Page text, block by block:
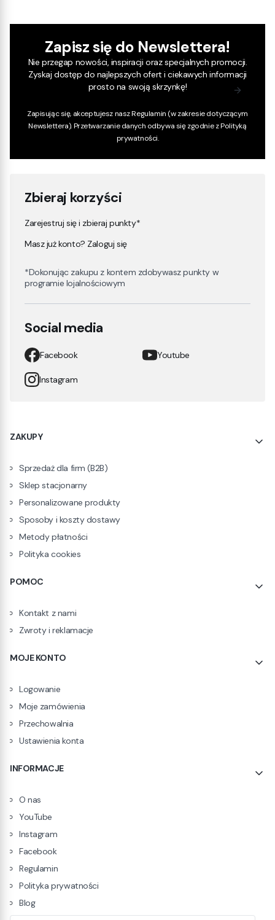
Zbieraj korzyści
Zarejestruj się i zbieraj punkty*
Masz już konto? Zaloguj się
*Dokonując zakupu z kontem zdobywasz punkty w
programie lojalnościowym
Social media
Facebook Youtube
Instagram
Zapisz się do Newslettera!
Nie przegap nowości, inspiracji oraz specjalnych promocji.
Zyskaj dostęp do najlepszych ofert i ciekawych informacji
prosto na swoją skrzynkę!
Zapisując się, akceptujesz naszRegulamin (w zakresie dotyczącym
Newslettera). Przetwarzanie danych odbywa się zgodnie zPolityką
prywatności.
Linki w stopce
ZAKUPY
Sprzedaż dla firm (B2B)
Sklep stacjonarny
Personalizowane produkty
Sposoby i koszty dostawy
Metody płatności
Polityka cookies
POMOC
Kontakt z nami
Zwroty i reklamacje
MOJE KONTO
Logowanie
Moje zamówienia
Przechowalnia
Ustawienia konta
INFORMACJE
O nas
YouTube
Instagram
Facebook
Regulamin
Polityka prywatności
Blog